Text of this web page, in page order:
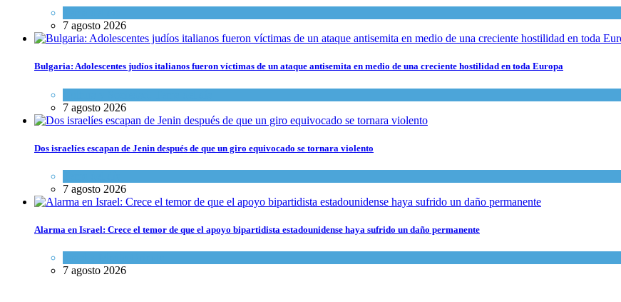
7 agosto 2026
Bulgaria: Adolescentes judíos italianos fueron víctimas de un ataque antisemita en medio de una creciente hostilidad en toda Europa
7 agosto 2026
Dos israelíes escapan de Jenin después de que un giro equivocado se tornara violento
7 agosto 2026
Alarma en Israel: Crece el temor de que el apoyo bipartidista estadounidense haya sufrido un daño permanente
7 agosto 2026